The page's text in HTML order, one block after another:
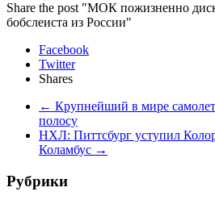
Share the post "МОК пожизненно
бобслеиста из России"
Facebook
Twitter
Shares
← Крупнейший в мире
полосу
НХЛ: Питтсбург уступил
Коламбус →
Рубрики